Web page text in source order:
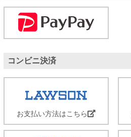
コンビニ決済
お支払い方法はこちら